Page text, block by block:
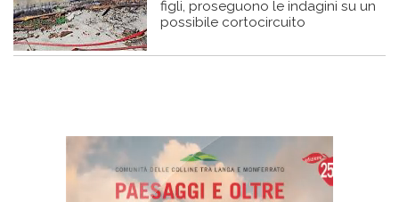
figli, proseguono le indagini su un
possibile cortocircuito